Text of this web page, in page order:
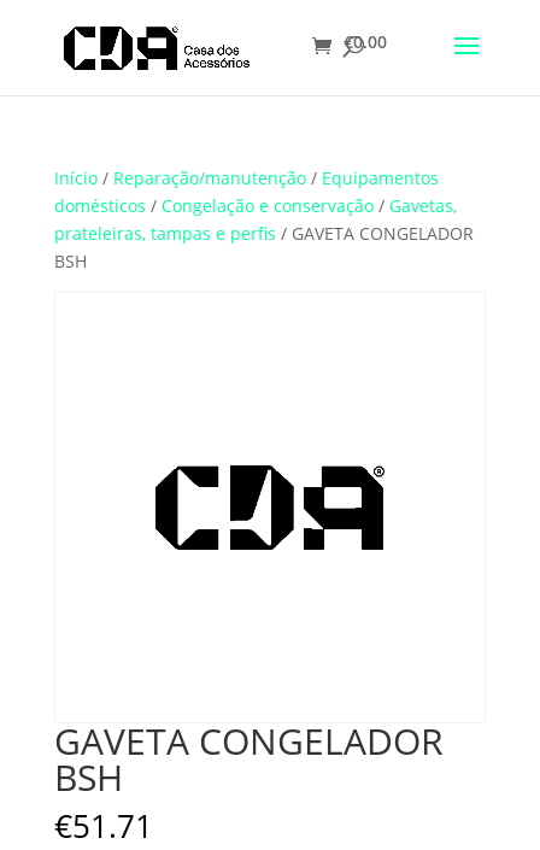
Translate
€0.00
Início/ Reparação/manutenção/ Equipamentos
domésticos / Congelação e conservação/ Gavetas,
prateleiras, tampas e perfis / GAVETA CONGELADOR
BSH
GAVETA CONGELADOR
BSH
€51.71